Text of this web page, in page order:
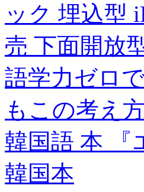
ック 埋込型
売 下面開放
語学力ゼロ
もこの考え
韓国語 本 『
韓国本